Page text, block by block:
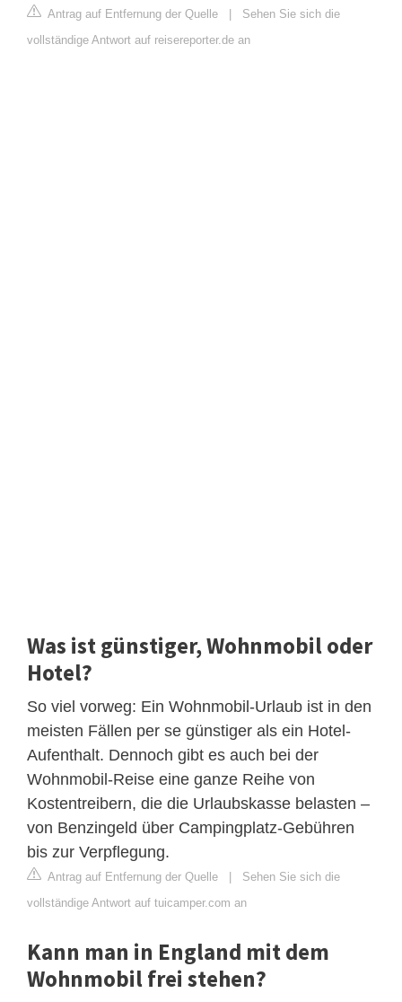
Antrag auf Entfernung der Quelle | Sehen Sie sich die
vollständige Antwort auf reisereporter.de an
Was ist günstiger, Wohnmobil oder
Hotel?
So viel vorweg: Ein Wohnmobil-Urlaub ist in den
meisten Fällen per se günstiger als ein Hotel-
Aufenthalt. Dennoch gibt es auch bei der
Wohnmobil-Reise eine ganze Reihe von
Kostentreibern, die die Urlaubskasse belasten –
von Benzingeld über Campingplatz-Gebühren
bis zur Verpflegung.
Antrag auf Entfernung der Quelle | Sehen Sie sich die
vollständige Antwort auf tuicamper.com an
Kann man in England mit dem
Wohnmobil frei stehen?